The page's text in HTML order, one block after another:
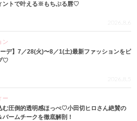
ントで叶える※もちぷる唇♡
2026.8.6
ン
ーデ】7／28(火)〜8／1(土)最新ファッションをピ
♡
2026.8.5
ー
む圧倒的透明感ほっぺ♡小田切ヒロさん絶賛の
バームチークを徹底解剖！